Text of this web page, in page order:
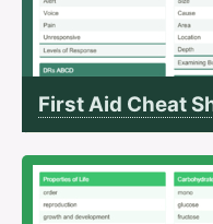
First Aid Cheat